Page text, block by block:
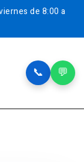
de 8:00 a
📞 💬